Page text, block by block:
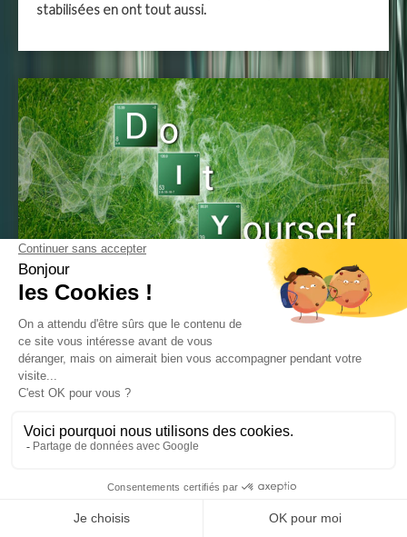
stabilisées en ont tout aussi.
DIY : Les produits fait main !
Do It Yourself
Les produits d’entretien peuvent être néfastes pour la
santé et l’environnement. Il devient de plus en plus
nocif pour l’homme et l’environnement, créer ses
produits allégera vos dépenses tout en utilisant des
pour votre espace intérieur ET votre jardin !